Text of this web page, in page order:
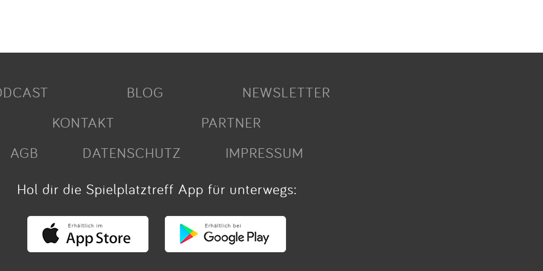
BLOG
NEWSLETTER
KONTAKT
PARTNER
AGB
DATENSCHUTZ
IMPRESSUM
Hol dir die Spielplatztreff App für unterwegs: